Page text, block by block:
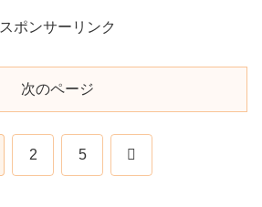
スポンサーリンク
次のページ
2 5 次